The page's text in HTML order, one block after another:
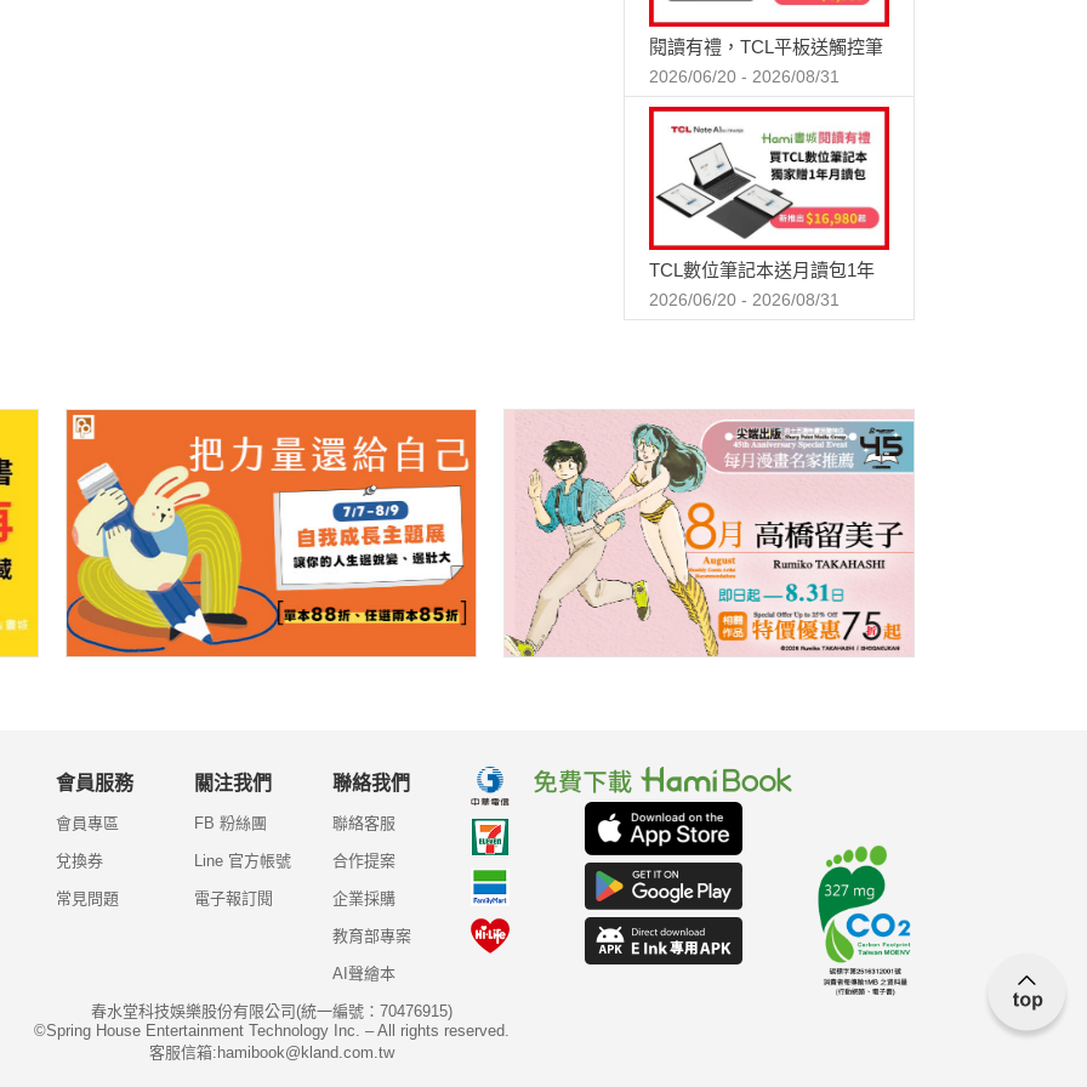
閱讀有禮，TCL平板送觸控筆
2026/06/20 - 2026/08/31
TCL數位筆記本送月讀包1年
2026/06/20 - 2026/08/31
會員服務
會員專區
兌換券
常見問題
關注我們
FB 粉絲團
Line 官方帳號
電子報訂閱
聯絡我們
聯絡客服
合作提案
企業採購
教育部專案
AI聲繪本
春水堂科技娛樂股份有限公司(統一編號：70476915)
©Spring House Entertainment Technology Inc. – All rights reserved.
客服信箱:hamibook@kland.com.tw